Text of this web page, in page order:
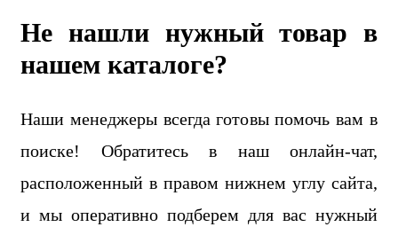
Не нашли нужный товар в
нашем каталоге?
Наши менеджеры всегда готовы помочь вам в
поиске! Обратитесь в наш онлайн-чат,
расположенный в правом нижнем углу сайта,
и мы оперативно подберем для вас нужный